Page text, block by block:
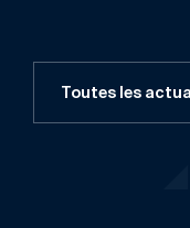
Toutes les